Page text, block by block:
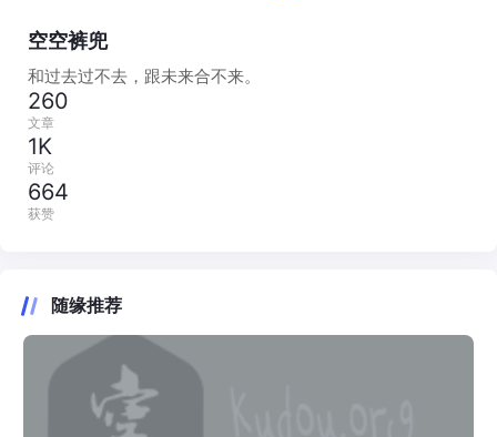
空空裤兜
和过去过不去，跟未来合不来。
260
文章
1K
评论
664
获赞
随缘推荐